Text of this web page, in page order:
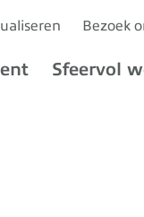
Bezoek
Sfeervol